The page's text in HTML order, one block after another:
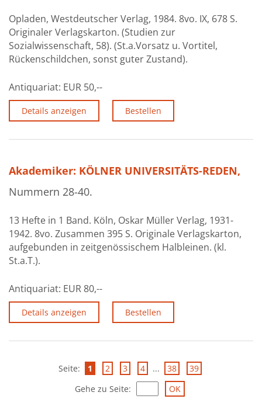
Opladen, Westdeutscher Verlag, 1984. 8vo. IX, 678 S.
Originaler Verlagskarton. (Studien zur
Sozialwissenschaft, 58). (St.a.Vorsatz u. Vortitel,
Rückenschildchen, sonst guter Zustand).
Antiquariat: EUR 50,--
Details anzeigen Bestellen
Akademiker: KÖLNER UNIVERSITÄTS-REDEN,
Nummern 28-40.
13 Hefte in 1 Band. Köln, Oskar Müller Verlag, 1931-
1942. 8vo. Zusammen 395 S. Originale Verlagskarton,
aufgebunden in zeitgenössischem Halbleinen. (kl.
St.a.T.).
Antiquariat: EUR 80,--
Details anzeigen Bestellen
Seite: 1 2 3 4 ... 38
39
Gehe zu Seite: